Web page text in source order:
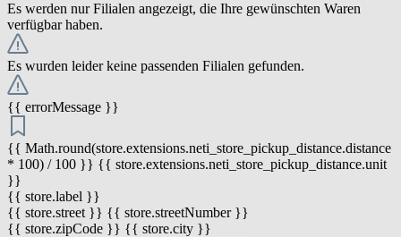
Es werden nur Filialen angezeigt, die Ihre gewünschten Waren
verfügbar haben.
Es wurden leider keine passenden Filialen gefunden.
{{ errorMessage }}
{{ Math.round(store.extensions.neti_store_pickup_distance.distance
* 100) / 100 }} {{ store.extensions.neti_store_pickup_distance.unit
}}
{{ store.label }}
{{ store.street }} {{ store.streetNumber }}
{{ store.zipCode }} {{ store.city }}